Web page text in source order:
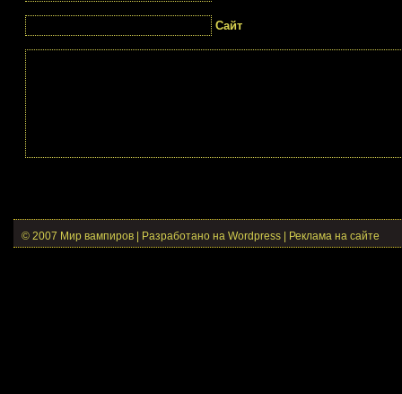
Сайт
© 2007 Мир вампиров | Разработано на Wordpress | Реклама на сайте